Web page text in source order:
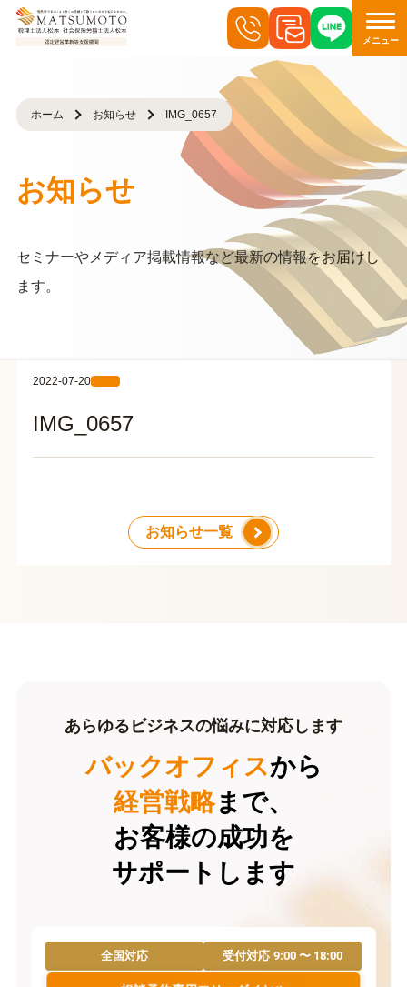
メニュー
ホーム お知らせ IMG_0657
お知らせ
セミナーやメディア掲載情報など最新の情報をお届けし
ます。
2022-07-20
IMG_0657
お知らせ一覧
あらゆるビジネスの悩みに対応します
バックオフィスから
経営戦略まで、
お客様の成功を
サポートします
全国対応 受付対応9:00 〜 18:00